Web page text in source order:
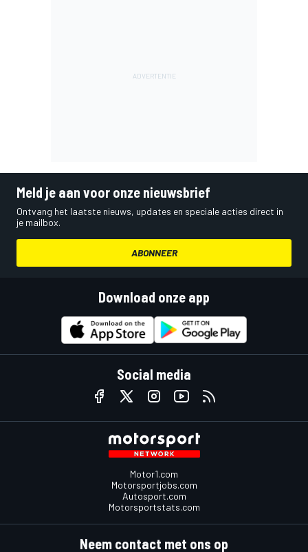
Meld je aan voor onze nieuwsbrief
Ontvang het laatste nieuws, updates en speciale acties direct in
je mailbox.
ABONNEER
Download onze app
Social media
Motor1.com
Motorsportjobs.com
Autosport.com
Motorsportstats.com
Neem contact met ons op